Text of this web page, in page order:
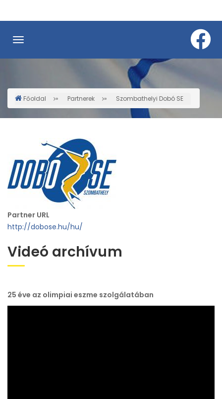
Morzsa
Főoldal Partnerek Szombathelyi Dobó SE
Partner URL
http://dobose.hu/hu/
Videó archívum
25 éve az olimpiai eszme szolgálatában